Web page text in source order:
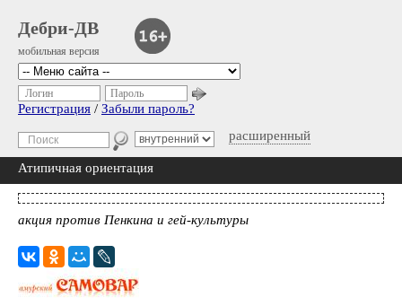
Дебри-ДВ
мобильная версия
расширенный
Логин Пароль
Регистрация / Забыли пароль?
Атипичная ориентация
акция против Пенкина и гей-культуры